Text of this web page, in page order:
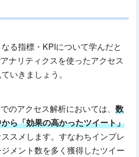
る指標・KPIについて学んだと
ナリティクスを使ったアクセス
いきましょう。
のアクセス解析においては、 数
ら「効果の高かったツイート」
スメします。すなわちインプレ
メント数を多く獲得したツイー